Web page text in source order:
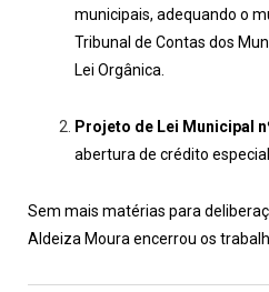
municipais, adequando o
Tribunal de Contas dos
Lei Orgânica.
Projeto de Lei Municipal
abertura de crédito
Sem mais matérias para
Aldeiza Moura encerrou os